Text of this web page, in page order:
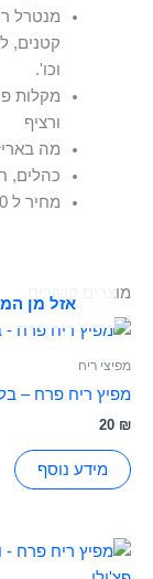
מנטרל
קטנים,
וכו'.
מקלות
ורציף
מה באריזה: בקבוק
כהלים,
מחיר ל 100 מ"ל 30 ש"ח
מוצרים קשורים
אזל מן
מפיצי ריח
מפיץ ריח פרח –
20 ₪
מידע נוסף